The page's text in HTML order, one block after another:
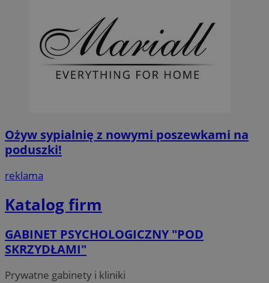
Ożyw sypialnię z nowymi poszewkami na
poduszki!
reklama
Katalog firm
GABINET PSYCHOLOGICZNY "POD
SKRZYDŁAMI"
Prywatne gabinety i kliniki